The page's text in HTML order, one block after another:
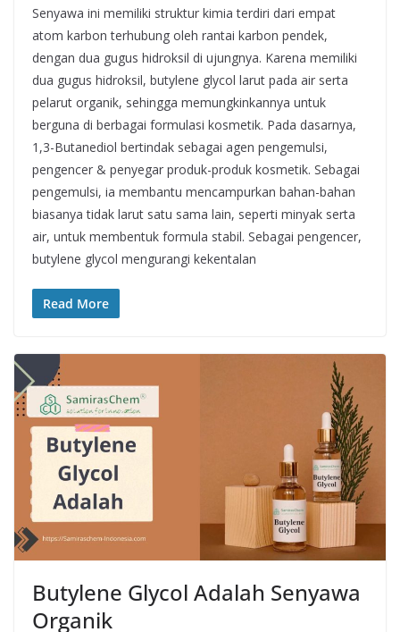
Senyawa ini memiliki struktur kimia terdiri dari empat
atom karbon terhubung oleh rantai karbon pendek,
dengan dua gugus hidroksil di ujungnya. Karena memiliki
dua gugus hidroksil, butylene glycol larut pada air serta
pelarut organik, sehingga memungkinkannya untuk
berguna di berbagai formulasi kosmetik. Pada dasarnya,
1,3-Butanediol bertindak sebagai agen pengemulsi,
pengencer & penyegar produk-produk kosmetik. Sebagai
pengemulsi, ia membantu mencampurkan bahan-bahan
biasanya tidak larut satu sama lain, seperti minyak serta
air, untuk membentuk formula stabil. Sebagai pengencer,
butylene glycol mengurangi kekentalan
Read More
Butylene Glycol Adalah Senyawa
Organik